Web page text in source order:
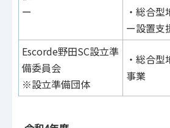
ー
・総合
ー設置支
Escorde野田SC設立準
備委員会
※設立準備団体
・総合
事業